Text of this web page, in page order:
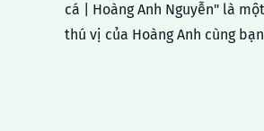
cá | Hoàng Anh Nguyễn" là
thú vị của Hoàng Anh cùng